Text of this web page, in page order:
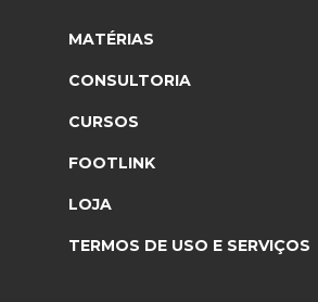
MATÉRIAS
CONSULTORIA
CURSOS
FOOTLINK
LOJA
TERMOS DE USO E SERVIÇOS